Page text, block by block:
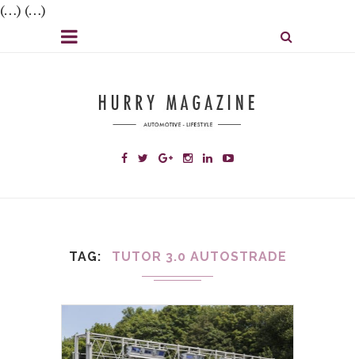
(…) (…)
TAG TUTOR 3.0 AUTOSTRADE